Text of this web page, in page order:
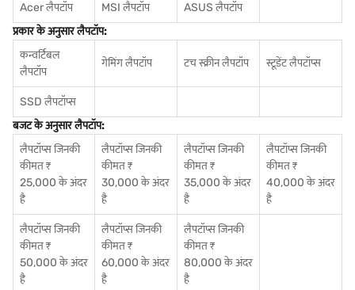
Acer लैपटॉप MSI लैपटॉप
ASUS लैपटॉप
प्रकार के अनुसार लैपटॉप:
कन्वर्टिबल
लैपटॉप
गेमिंग लैपटॉप टच स्क्रीन लैपटॉप स्टूडेंट लैपटॉप्स
SSD लैपटॉप्स
बजट के अनुसार लैपटॉप:
लैपटॉप्स जिनकी
कीमत ₹
25,000 के अंदर
है
लैपटॉप्स जिनकी
कीमत ₹
30,000 के अंदर
है
लैपटॉप्स जिनकी
कीमत ₹
35,000 के अंदर
है
लैपटॉप्स जिनकी
कीमत ₹
40,000 के अंदर
है
लैपटॉप्स जिनकी
कीमत ₹
50,000 के अंदर
है
लैपटॉप्स जिनकी
कीमत ₹
60,000 के अंदर
है
लैपटॉप्स जिनकी
कीमत ₹
80,000 के अंदर
है